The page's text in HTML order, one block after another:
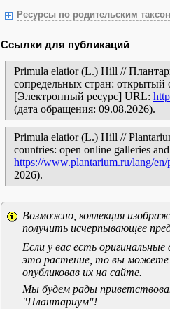
Ресурсы по родительским
Ссылки для публикаций
Primula elatior (L.) Hill //
сопредельных стран: открытый
[Электронный ресурс] URL:
(дата обращения: 09.08.2026).
Primula elatior (L.) Hill //
countries: open online galleries
https://www.plantarium.ru/lang/
2026).
Возможно, коллекция
получить исчерпывающее
Если у вас есть
это растение, то вы можете
опубликовав их на сайте.
Мы будем рады
"Плантариум"!